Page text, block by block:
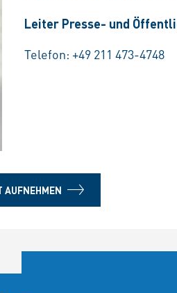
Leiter Presse- und
Telefon: +49 211 473-4748
AUFNEHMEN